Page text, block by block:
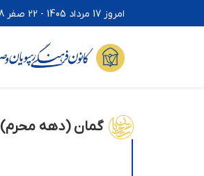
امروز 17 مرداد 1405 - 22 صفر 1448
گمان (دهه محرم)